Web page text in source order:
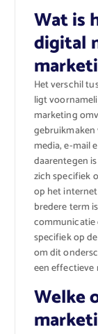
Wat is
digital
Het verschil
ligt
marketing
gebruikmaken
media, e-mail
daarentegen
zich specifiek
op het
bredere term
specifiek op
om dit
een
Welke